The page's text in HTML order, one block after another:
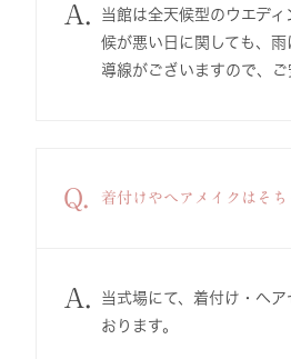
A.
当館は全天候型のウエディ
候が悪い日に関しても、
導線がございますので、ご
Q. 着付けやヘアメイクはそち
A.
当式場にて、着付け・ヘ
おります。